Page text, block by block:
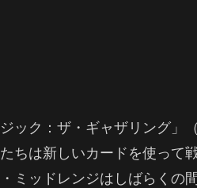
ジック：ザ・ギャザリング
ちは新しいカードを使って
ミッドレンジはしばらくの